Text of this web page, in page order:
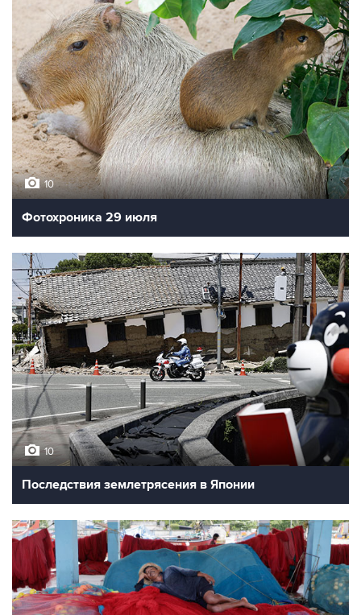
10
Фотохроника 29 июля
10
Последствия землетрясения в Японии